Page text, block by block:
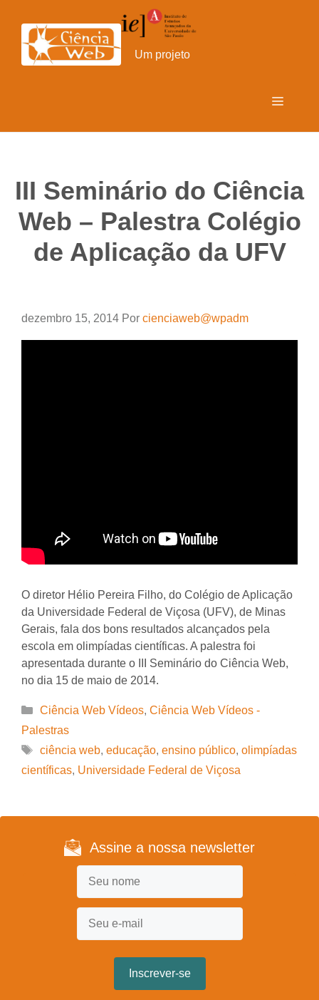
para
conteúdo
Um projeto
Menu
III Seminário do Ciência
Web – Palestra Colégio
de Aplicação da UFV
dezembro 15, 2014 Por cienciaweb@wpadm
O diretor Hélio Pereira Filho, do Colégio de Aplicação
da Universidade Federal de Viçosa (UFV), de Minas
Gerais, fala dos bons resultados alcançados pela
escola em olimpíadas científicas. A palestra foi
apresentada durante o III Seminário do Ciência Web,
no dia 15 de maio de 2014.
Categorias
Ciência Web Vídeos, Ciência Web Vídeos -
Palestras
Tags
ciência web, educação, ensino público, olimpíadas
científicas, Universidade Federal de Viçosa
Assine a nossa newsletter